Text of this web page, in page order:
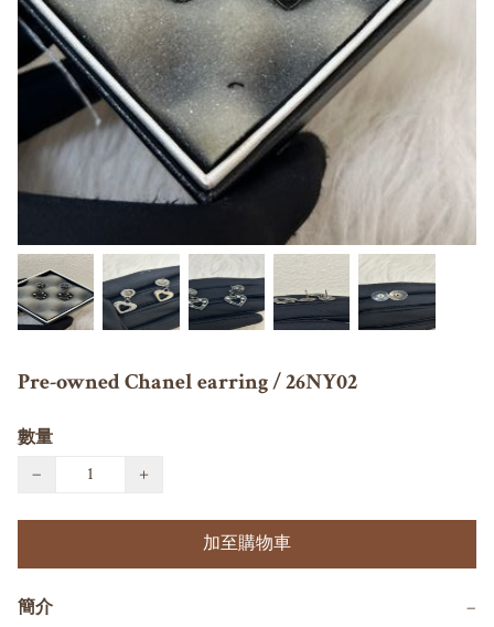
Pre-owned Chanel earring / 26NY02
數量
−
+
加至購物車
簡介 −